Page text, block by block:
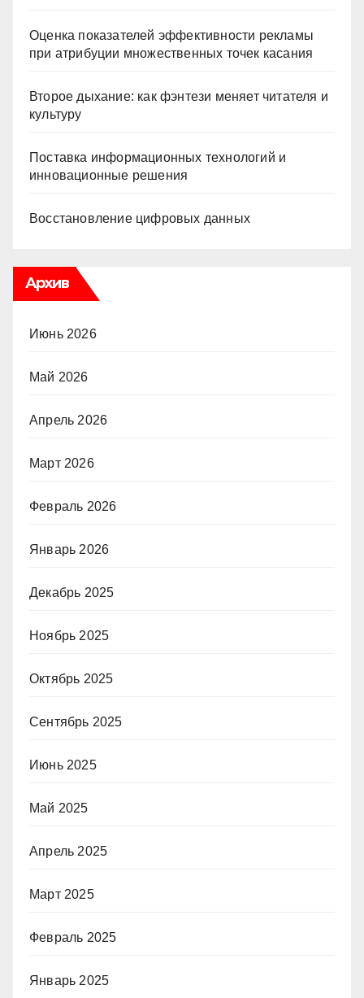
Оценка показателей эффективности рекламы
при атрибуции множественных точек касания
Второе дыхание: как фэнтези меняет читателя и
культуру
Поставка информационных технологий и
инновационные решения
Восстановление цифровых данных
Архив
Июнь 2026
Май 2026
Апрель 2026
Март 2026
Февраль 2026
Январь 2026
Декабрь 2025
Ноябрь 2025
Октябрь 2025
Сентябрь 2025
Июнь 2025
Май 2025
Апрель 2025
Март 2025
Февраль 2025
Январь 2025